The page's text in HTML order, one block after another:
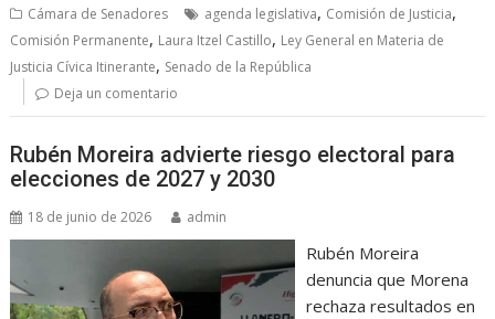
Cámara de Senadores agenda legislativa, Comisión de Justicia,
Comisión Permanente, Laura Itzel Castillo, Ley General en Materia de
Justicia Cívica Itinerante, Senado de la República
Deja un comentario
Rubén Moreira advierte riesgo electoral para
elecciones de 2027 y 2030
18 de junio de 2026 admin
Rubén Moreira
denuncia que Morena
rechaza resultados en